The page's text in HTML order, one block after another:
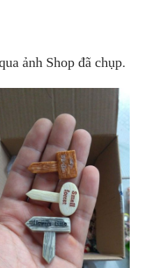
ảnh Shop đã chụp.